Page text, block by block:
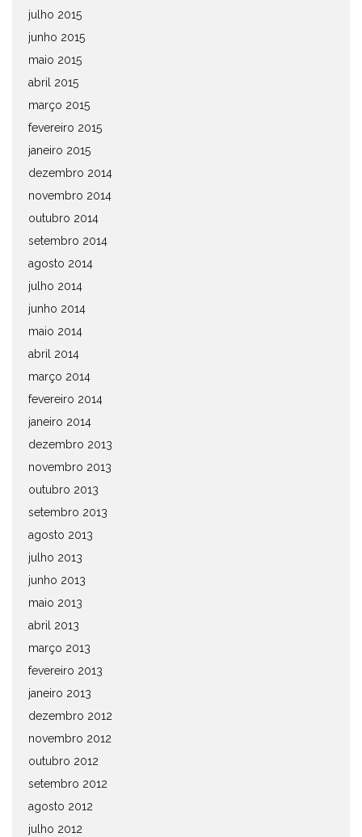
julho 2015
junho 2015
maio 2015
abril 2015
março 2015
fevereiro 2015
janeiro 2015
dezembro 2014
novembro 2014
outubro 2014
setembro 2014
agosto 2014
julho 2014
junho 2014
maio 2014
abril 2014
março 2014
fevereiro 2014
janeiro 2014
dezembro 2013
novembro 2013
outubro 2013
setembro 2013
agosto 2013
julho 2013
junho 2013
maio 2013
abril 2013
março 2013
fevereiro 2013
janeiro 2013
dezembro 2012
novembro 2012
outubro 2012
setembro 2012
agosto 2012
julho 2012